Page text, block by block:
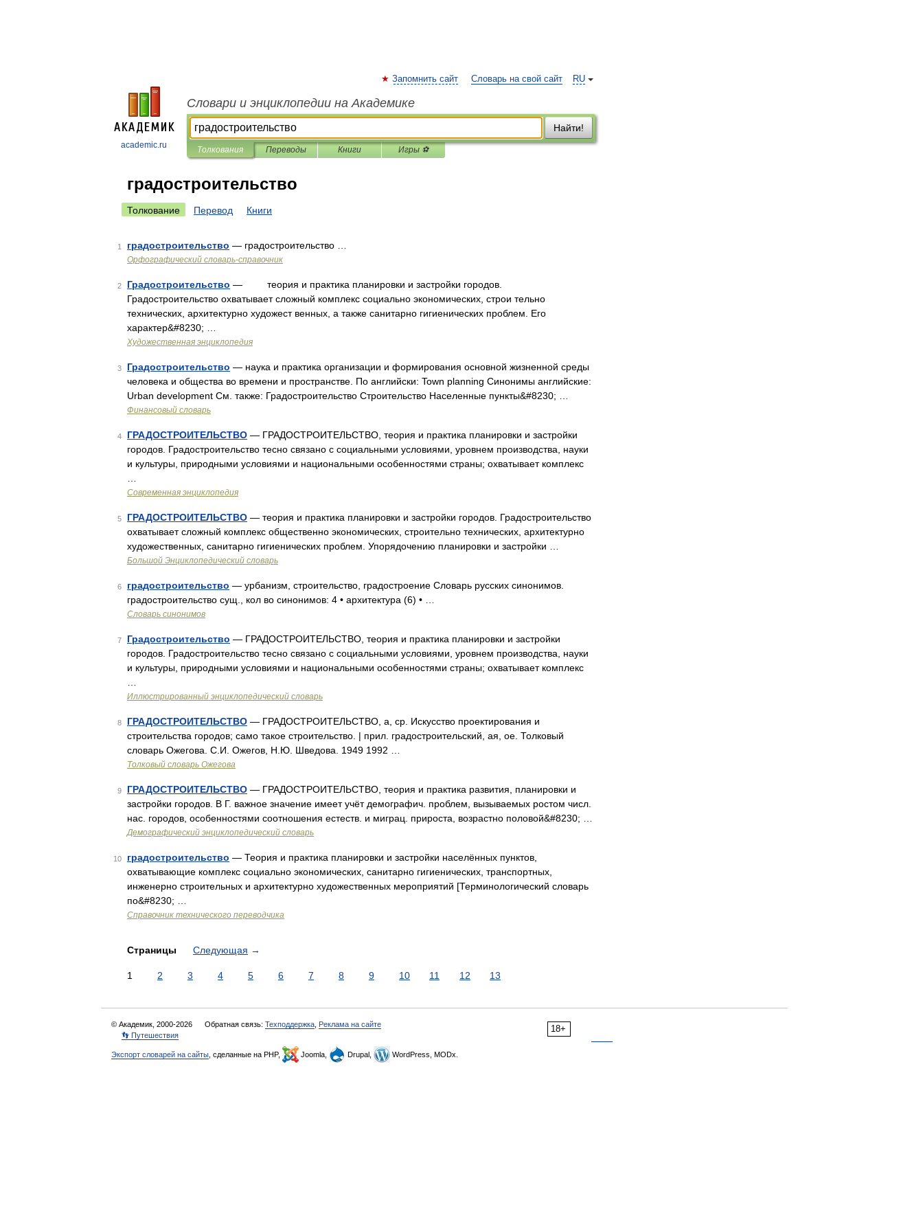
academic.ru
RU
Запомнить сайт Словарь на свой сайт
Словари и энциклопедии на Академике
Найти!
Толкования Переводы Книги Игры ⚽
градостроительство
Толкование Перевод Книги
1 градостроительство — градостроительство …
Орфографический словарь-справочник
2 Градостроительство — теория и практика планировки и застройки городов.
Градостроительство охватывает сложный комплекс социально экономических, строи тельно
технических, архитектурно художест венных, а также санитарно гигиенических проблем. Его
характер&#8230; …
Художественная энциклопедия
3 Градостроительство — наука и практика организации и формирования основной жизненной среды
человека и общества во времени и пространстве. По английски: Town planning Синонимы английские:
Urban development См. также: Градостроительство Строительство Населенные пункты&#8230; …
Финансовый словарь
4 ГРАДОСТРОИТЕЛЬСТВО — ГРАДОСТРОИТЕЛЬСТВО, теория и практика планировки и застройки
городов. Градостроительство тесно связано с социальными условиями, уровнем производства, науки
и культуры, природными условиями и национальными особенностями страны; охватывает комплекс
Современная энциклопедия
5 ГРАДОСТРОИТЕЛЬСТВО — теория и практика планировки и застройки городов. Градостроительство
охватывает сложный комплекс общественно экономических, строительно технических, архитектурно
художественных, санитарно гигиенических проблем. Упорядочению планировки и застройки …
Большой Энциклопедический словарь
6 градостроительство — урбанизм, строительство, градостроение Словарь русских синонимов.
градостроительство сущ., кол во синонимов: 4 • архитектура (6) • …
Словарь синонимов
7 Градостроительство — ГРАДОСТРОИТЕЛЬСТВО, теория и практика планировки и застройки
городов. Градостроительство тесно связано с социальными условиями, уровнем производства, науки
и культуры, природными условиями и национальными особенностями страны; охватывает комплекс
Иллюстрированный энциклопедический словарь
8 ГРАДОСТРОИТЕЛЬСТВО — ГРАДОСТРОИТЕЛЬСТВО, а, ср. Искусство проектирования и
строительства городов; само такое строительство. | прил. градостроительский, ая, ое. Толковый
словарь Ожегова. С.И. Ожегов, Н.Ю. Шведова. 1949 1992 …
Толковый словарь Ожегова
9 ГРАДОСТРОИТЕЛЬСТВО — ГРАДОСТРОИТЕЛЬСТВО, теория и практика развития, планировки и
застройки городов. В Г. важное значение имеет учёт демографич. проблем, вызываемых ростом числ.
нас. городов, особенностями соотношения естеств. и миграц. прироста, возрастно половой&#8230; …
Демографический энциклопедический словарь
10 градостроительство — Теория и практика планировки и застройки населённых пунктов,
охватывающие комплекс социально экономических, санитарно гигиенических, транспортных,
инженерно строительных и архитектурно художественных мероприятий [Терминологический словарь
по&#8230; …
Справочник технического переводчика
Страницы Следующая →
1 2 3 4 5 6 7 8 9 10 11 12 13
18+
© Академик, 2000-2026 Обратная связь: Техподдержка Реклама на сайте
👣 Путешествия
Экспорт словарей на сайты , сделанные на PHP, Joomla, Drupal, WordPress, MODx.